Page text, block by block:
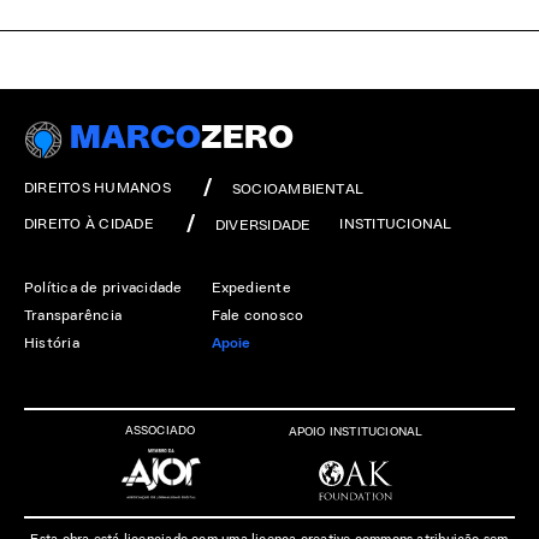
MARCOZERO
DIREITOS HUMANOS SOCIOAMBIENTAL
DIREITO À CIDADE DIVERSIDADE INSTITUCIONAL
Política de privacidade
Transparência
História
Expediente
Fale conosco
Apoie
ASSOCIADO APOIO INSTITUCIONAL